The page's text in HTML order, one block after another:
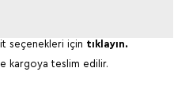
seçenekleri için tıklayın.
kargoya teslim edilir.